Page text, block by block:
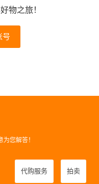
物之旅！
号
为您解答！
代购服务 拍卖